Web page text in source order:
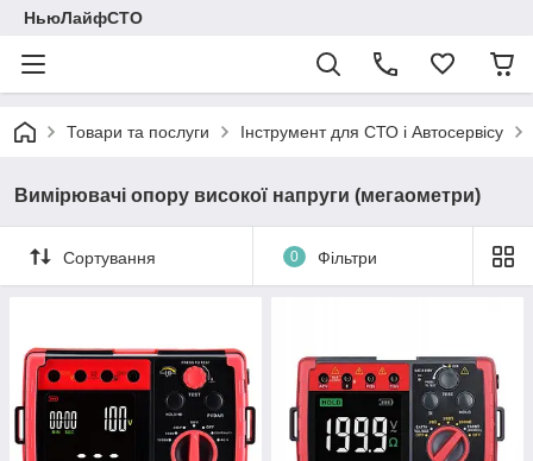
НьюЛайфСТО
Товари та послуги Інструмент для СТО і Автосервісу
Вимірювачі опору високої напруги (мегаометри)
Сортування 0 Фільтри